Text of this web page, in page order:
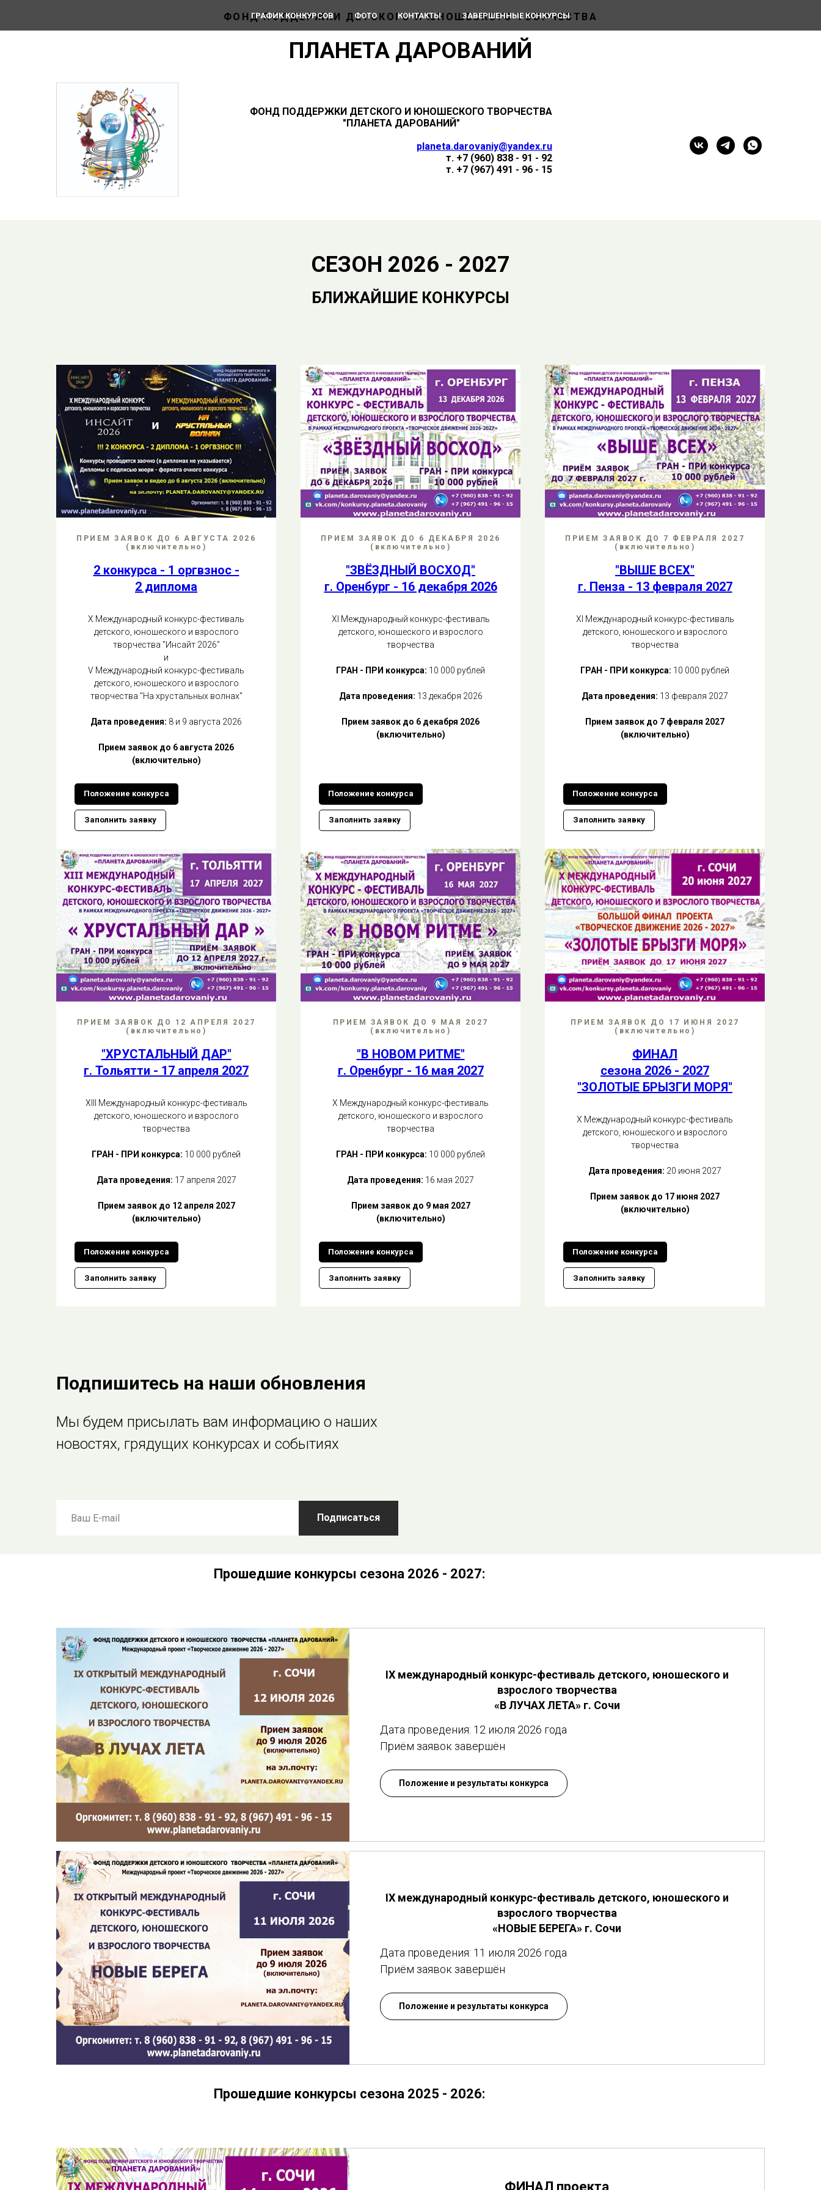
ФОНД ПОДДЕРЖКИ ДЕТСКОГО И ЮНОШЕСКОГО ТВОРЧЕСТВА
ПЛАНЕТА ДАРОВАНИЙ
ФОНД ПОДДЕРЖКИ ДЕТСКОГО И ЮНОШЕСКОГО ТВОРЧЕСТВА
"ПЛАНЕТА ДАРОВАНИЙ"
planeta.darovaniy@yandex.ru
т. +7 (960) 838 - 91 - 92
т. +7 (967) 491 - 96 - 15
ГРАФИК КОНКУРСОВ ФОТО КОНТАКТЫ ЗАВЕРШЕННЫЕ КОНКУРСЫ
СЕЗОН 2026 - 2027
БЛИЖАЙШИЕ КОНКУРСЫ
ПРИЕМ ЗАЯВОК ДО 6 АВГУСТА 2026
(включительно)
2 конкурса - 1 оргвзнос -
2 диплома
Х Международный конкурс-фестиваль
детского, юношеского и взрослого
творчества "Инсайт 2026"
и
V Международный конкурс-фестиваль
детского, юношеского и взрослого
творчества "На хрустальных волнах"
Дата проведения: 8 и 9 августа 2026
Прием заявок до 6 августа 2026
(включительно)
Положение конкурса
Заполнить заявку
ПРИЕМ ЗАЯВОК ДО 6 ДЕКАБРЯ 2026
(включительно)
"ЗВЁЗДНЫЙ ВОСХОД"
г. Оренбург - 16 декабря 2026
ХI Международный конкурс-фестиваль
детского, юношеского и взрослого
творчества
ГРАН - ПРИ конкурса: 10 000 рублей
Дата проведения: 13 декабря 2026
Прием заявок до 6 декабря 2026
(включительно)
Положение конкурса
Заполнить заявку
ПРИЕМ ЗАЯВОК ДО 7 ФЕВРАЛЯ 2027
(включительно)
"ВЫШЕ ВСЕХ"
г. Пенза - 13 февраля 2027
ХI Международный конкурс-фестиваль
детского, юношеского и взрослого
творчества
ГРАН - ПРИ конкурса: 10 000 рублей
Дата проведения: 13 февраля 2027
Прием заявок до 7 февраля 2027
(включительно)
Положение конкурса
Заполнить заявку
ПРИЕМ ЗАЯВОК ДО 12 АПРЕЛЯ 2027
(включительно)
"ХРУСТАЛЬНЫЙ ДАР"
г. Тольятти - 17 апреля 2027
ХIII Международный конкурс-фестиваль
детского, юношеского и взрослого
творчества
ГРАН - ПРИ конкурса: 10 000 рублей
Дата проведения: 17 апреля 2027
Прием заявок до 12 апреля 2027
(включительно)
Положение конкурса
Заполнить заявку
ПРИЕМ ЗАЯВОК ДО 9 МАЯ 2027
(включительно)
"В НОВОМ РИТМЕ"
г. Оренбург - 16 мая 2027
Х Международный конкурс-фестиваль
детского, юношеского и взрослого
творчества
ГРАН - ПРИ конкурса: 10 000 рублей
Дата проведения: 16 мая 2027
Прием заявок до 9 мая 2027
(включительно)
Положение конкурса
Заполнить заявку
ПРИЕМ ЗАЯВОК ДО 17 ИЮНЯ 2027
(включительно)
ФИНАЛ
сезона 2026 - 2027
"ЗОЛОТЫЕ БРЫЗГИ МОРЯ"
Х Международный конкурс-фестиваль
детского, юношеского и взрослого
творчества
Дата проведения: 20 июня 2027
Прием заявок до 17 июня 2027
(включительно)
Положение конкурса
Заполнить заявку
Подпишитесь на наши обновления
Мы будем присылать вам информацию о наших
новостях, грядущих конкурсах и событиях
Подписаться
Прошедшие конкурсы сезона 2026 - 2027:
IХ международный конкурс-фестиваль детского, юношеского и
взрослого творчества
«В ЛУЧАХ ЛЕТА» г. Сочи
Дата проведения: 12 июля 2026 года
Приём заявок завершён
Положение и результаты конкурса
IХ международный конкурс-фестиваль детского, юношеского и
взрослого творчества
«НОВЫЕ БЕРЕГА» г. Сочи
Дата проведения: 11 июля 2026 года
Приём заявок завершён
Положение и результаты конкурса
Прошедшие конкурсы сезона 2025 - 2026:
ФИНАЛ проекта